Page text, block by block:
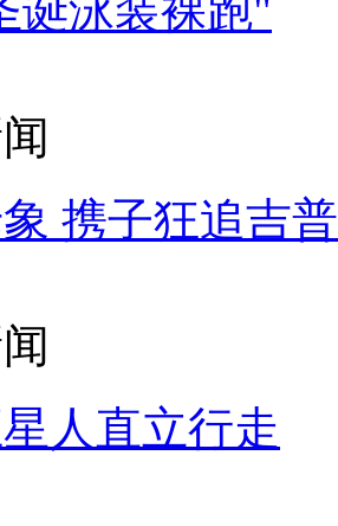
诞泳装裸跑"
携子狂追吉
人直立行走